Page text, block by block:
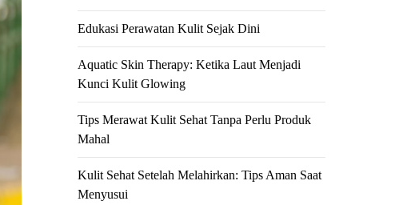
Edukasi Perawatan Kulit Sejak Dini
Aquatic Skin Therapy: Ketika Laut Menjadi
Kunci Kulit Glowing
Tips Merawat Kulit Sehat Tanpa Perlu Produk
Mahal
Kulit Sehat Setelah Melahirkan: Tips Aman Saat
Menyusui